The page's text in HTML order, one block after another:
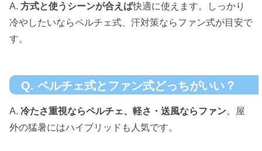
A. 方式と使うシーンが合えば快適に使えます。しっかり
冷やしたいならペルチェ式、汗対策ならファン式が目安で
す。
Q. ペルチェ式とファン式どっちがいい？
A. 冷たさ重視ならペルチェ、軽さ・送風ならファン。屋
外の猛暑にはハイブリッドも人気です。